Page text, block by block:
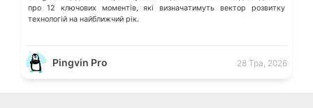
про 12 ключових моментів, які визначатимуть вектор розвитку
технологій на найближчий рік.
Pingvin Pro 28 Тра, 2026